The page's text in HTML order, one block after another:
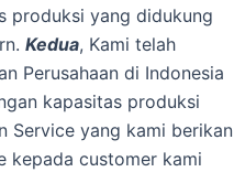
produksi yang didukung
Kedua, Kami telah
Perusahaan di Indonesia
kapasitas produksi
Service yang kami berikan
kepada customer kami